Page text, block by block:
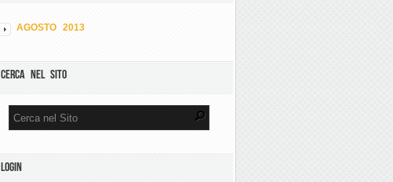
AGOSTO 2013
CERCA NEL SITO
LOGIN